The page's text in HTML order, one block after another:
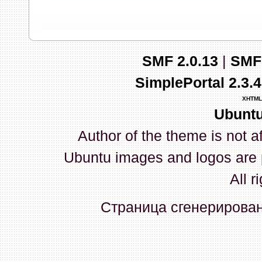
03 Апреля 2026, 10:02:33
whookey:GenKass: с
03 Апреля 2026, 05:22:56
GenKass:По тому же
02 Апреля 2026, 12:56:37
GenKass:Всем доброго
серии (6592) 1-1245, 3-
прошить до 7926, чтобы
Атол 11 видится в системе
SMF 2.0.13|
SimplePortal
XHTML
Author of the theme is not
Ubuntu images and logos
All
Страница